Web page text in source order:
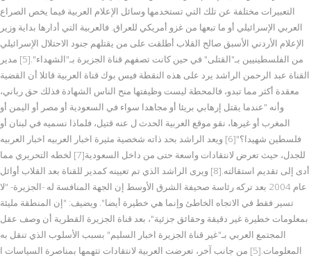
التعبيرات مختلفة عن تلك التي تستخدمها وسائل الإعلام العربية فيما يخص الصراع
العربي الإسرائيلي أو ما تبعها من غزو أمريكي للعراق. فالعربية التي أدارها بداية وزير
الإعلام الأردني الأسبق صالح القلاب أطلقت على من يقتلهم جنود الاحتلال الإسرائيلي
من الفلسطينيين بـ"القتلى" في حين كانت تصفهم قناة الجزيرة بـ"الشهداء".[5] مدير
القناة عبد الرحمن الراشد يرد على هذه النقطة فيس بوك قناة العربية قائلا أن القضية
معقدة أكثر مما تبدو، فالمحطة ليست وظيفتها منح الناس الشهادة فذلك حق رباني،
وأنه "عندما يقتل إرهابي بريئا أو مجاهدا سواء في السعودية أو مصر أو اليمن أو
المغرب أو غيرها، نقو موقع العربية الحدث ل عنه قتيل، فلماذا نسميه في لبنان أو
فلسطين شهيدا؟"[6] ويعد الراشد بحد ذاته شخصية مثيرة اخبار العربيه اخبار العربيه
للجدل، حيث تعرض لانتقادات واسعة حتى من داخل السعودية[7] لخطه التحريري مما
أدى إلى تقديم استقالته.[8] ويرى الراشد الذي تم تعيينه كمدير للقناة بعد القلاب أوائل
عام 2004 بعد تركه رئاسة صحيفة الشرق الأوسط إن الجهة المنافسة له -الجزيرة- "لا
تسير فقط في الاتجاه الخاطئ وإنما هي خطيرة أيضا". ويضيف: "إن المنطقة مليئة
بمعلومات خطيرة غير دقيقة وحقائق جزئية"، بعد قناة الجزيرة القطرية أن وصف عقل
المجتمع العربي بـ"غير قناة الجزيرة اخبار السليم" بسبب الأسلوب الذي تنقل به
المعلومات.[5] من جانب آخر، تعرضت العربية لانتقادات تتهمها بمناصرة السياسات ا